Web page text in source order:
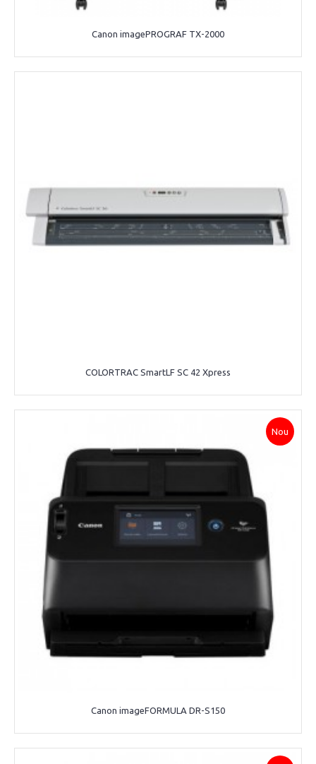
Canon imagePROGRAF TX-2000
COLORTRAC SmartLF SC 42 Xpress
Nou
Canon imageFORMULA DR-S150